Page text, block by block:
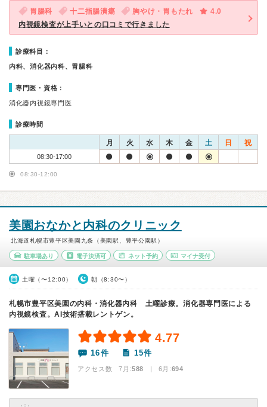
胃腸科 十二指腸潰瘍 胸やけ・胃もたれ
4.0
内視鏡検査が上手いとの口コミで行きました
診療科目：
内科、消化器内科、胃腸科
専門医・資格：
消化器内視鏡専門医
診療時間
月 火 水 木 金 土 日 祝
08:30-17:00
08:30-12:00
美園おなかと内科のクリニック
北海道札幌市豊平区美園九条（美園駅、豊平公園駅）
駐車場あり 電子決済可 ネット予約 マイナ受付
土曜（〜12:00） 朝（8:30〜）
札幌市豊平区美園の内科・消化器内科 土曜診療。消化器専門医による
内視鏡検査。AI技術搭載レントゲン。
4.77
16件 15件
アクセス数 7月:588 | 6月:694